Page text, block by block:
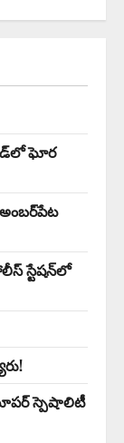
ఘోర
అంబర్‌పేట
స్టేషన్‌లో
స్పెషాలిటీ